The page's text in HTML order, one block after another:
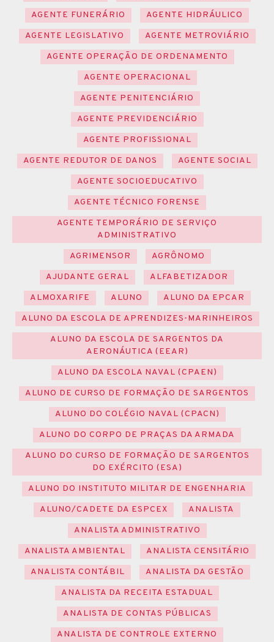
AGENTE FUNERÁRIO
AGENTE HIDRÁULICO
AGENTE LEGISLATIVO
AGENTE METROVIÁRIO
AGENTE OPERAÇÃO DE ORDENAMENTO
AGENTE OPERACIONAL
AGENTE PENITENCIÁRIO
AGENTE PREVIDENCIÁRIO
AGENTE PROFISSIONAL
AGENTE REDUTOR DE DANOS
AGENTE SOCIAL
AGENTE SOCIOEDUCATIVO
AGENTE TÉCNICO FORENSE
AGENTE TEMPORÁRIO DE SERVIÇO
ADMINISTRATIVO
AGRIMENSOR
AGRÔNOMO
AJUDANTE GERAL
ALFABETIZADOR
ALMOXARIFE
ALUNO
ALUNO DA EPCAR
ALUNO DA ESCOLA DE APRENDIZES-MARINHEIROS
ALUNO DA ESCOLA DE SARGENTOS DA
AERONÁUTICA (EEAR)
ALUNO DA ESCOLA NAVAL (CPAEN)
ALUNO DE CURSO DE FORMAÇÃO DE SARGENTOS
ALUNO DO COLÉGIO NAVAL (CPACN)
ALUNO DO CORPO DE PRAÇAS DA ARMADA
ALUNO DO CURSO DE FORMAÇÃO DE SARGENTOS
DO EXÉRCITO (ESA)
ALUNO DO INSTITUTO MILITAR DE ENGENHARIA
ALUNO/CADETE DA ESPCEX
ANALISTA
ANALISTA ADMINISTRATIVO
ANALISTA AMBIENTAL
ANALISTA CENSITÁRIO
ANALISTA CONTÁBIL
ANALISTA DA GESTÃO
ANALISTA DA RECEITA ESTADUAL
ANALISTA DE CONTAS PÚBLICAS
ANALISTA DE CONTROLE EXTERNO